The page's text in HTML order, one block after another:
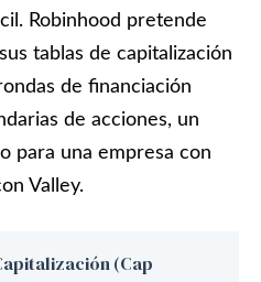
Robinhood pretende
tablas de capitalización
de financiación
de acciones, un
para una empresa con
Valley.
(Cap